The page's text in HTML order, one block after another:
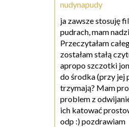
nudynapudy
ja zawsze stosuję
pudrach, mam
Przeczytałam
zostałam stałą
apropo szczotki
do środka (przy jej
trzymają? Mam
problem z
ich katować
odp :) pozdrawiam